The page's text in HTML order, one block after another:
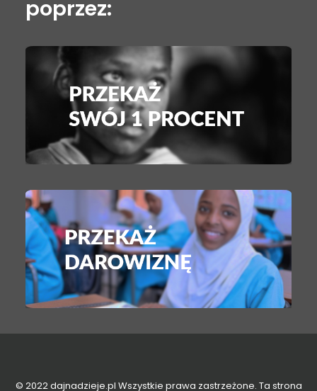
poprzez:
© 2022 dajnadzieje.pl Wszystkie prawa zastrzeżone. Ta strona